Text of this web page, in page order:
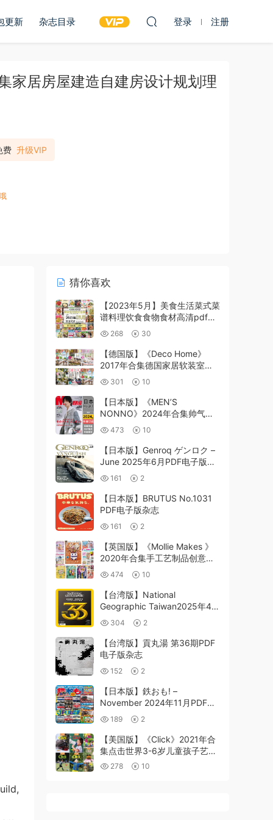
更新 杂志目录 登录 注册
家居房屋建造自建房设计规划理
费 升级VIP
猜你喜欢
【2023年5月】美食生活菜式菜
谱料理饮食食物食材高清pdf杂
志2023年5月打包（250+本）
268 30
【德国版】《Deco Home》
2017年合集德国家居软装室内
设计家具装饰灵感装修参考pdf
杂志（5本）
301 10
【日本版】《MEN’S
NONNO》2024年合集帅气男
性男士服装时尚潮流穿搭服饰
pdf杂志（年订阅）
473 10
【日本版】Genroq ゲンロク –
June 2025年6月PDF电子版杂
志 161 2
【日本版】BRUTUS No.1031
PDF电子版杂志
161 2
【英国版】《Mollie Makes 》
2020年合集手工艺制品创意启
发灵感手工作品教程收藏pdf杂
志（13本）
474 10
【台湾版】National
Geographic Taiwan2025年4月
國家地理雜誌PDF电子版杂志
304 2
【台湾版】貢丸湯 第36期PDF
电子版杂志
152 2
【日本版】鉄おも! –
November 2024年11月PDF电
子版189 2
【美国版】《Click》2021年合
集点击世界3-6岁儿童孩子艺智
学习探索英文学习绘本PDF（9
278 10